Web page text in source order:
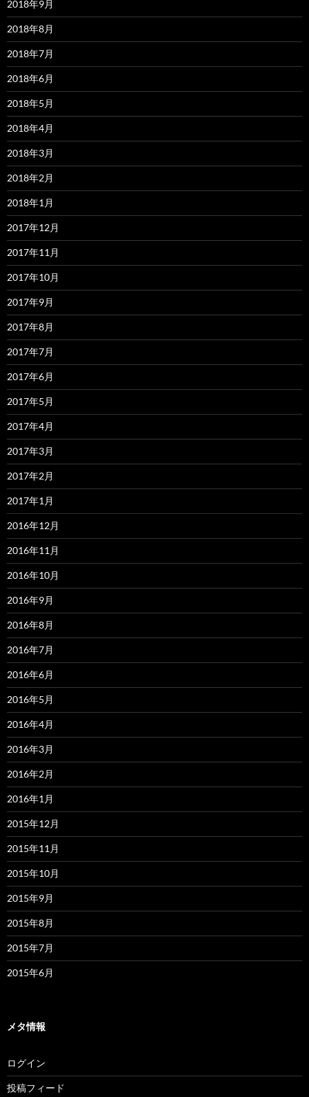
2018年9月
2018年8月
2018年7月
2018年6月
2018年5月
2018年4月
2018年3月
2018年2月
2018年1月
2017年12月
2017年11月
2017年10月
2017年9月
2017年8月
2017年7月
2017年6月
2017年5月
2017年4月
2017年3月
2017年2月
2017年1月
2016年12月
2016年11月
2016年10月
2016年9月
2016年8月
2016年7月
2016年6月
2016年5月
2016年4月
2016年3月
2016年2月
2016年1月
2015年12月
2015年11月
2015年10月
2015年9月
2015年8月
2015年7月
2015年6月
メタ情報
ログイン
投稿フィード